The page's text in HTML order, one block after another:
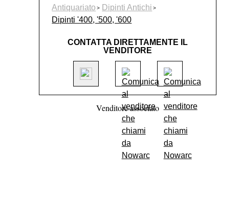
Antiquariato
Dipinti Antichi
Dipinti '400, '500, '600
CONTATTA DIRETTAMENTE IL
VENDITORE
Venditore associato